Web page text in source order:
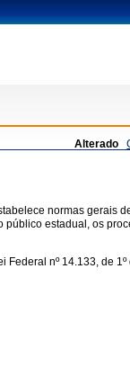
Alterado
normas gerais
estadual, os
nº 14.133, de